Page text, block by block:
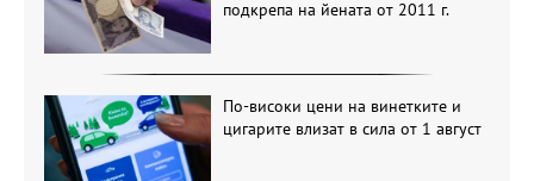
подкрепа на йената от 2011 г.
По-високи цени на винетките и
цигарите влизат в сила от 1 август